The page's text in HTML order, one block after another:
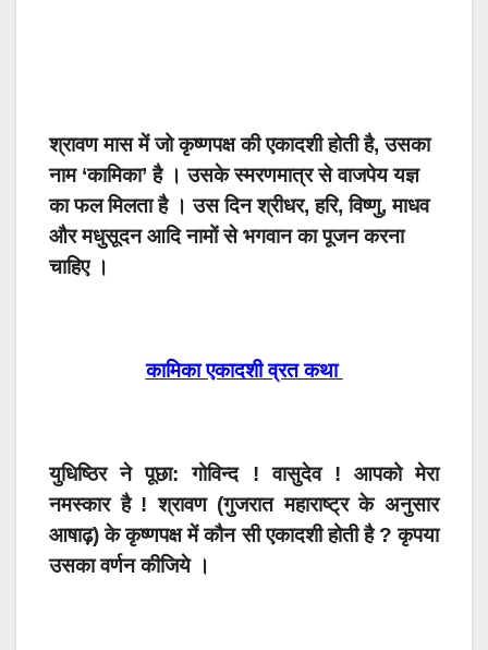
श्रावण मास में जो कृष्णपक्ष की एकादशी होती है, उसका
नाम ‘कामिका’ है । उसके स्मरणमात्र से वाजपेय यज्ञ
का फल मिलता है । उस दिन श्रीधर, हरि, विष्णु, माधव
और मधुसूदन आदि नामों से भगवान का पूजन करना
चाहिए ।
कामिका एकादशी व्रत कथा
युधिष्ठिर ने पूछा: गोविन्द ! वासुदेव ! आपको मेरा
नमस्कार है ! श्रावण (गुजरात महाराष्ट्र के अनुसार
आषाढ़) के कृष्णपक्ष में कौन सी एकादशी होती है ? कृपया
उसका वर्णन कीजिये ।